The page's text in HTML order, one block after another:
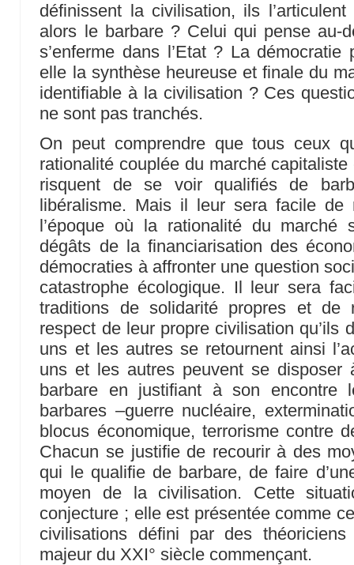
définissent la civilisation, ils
alors le barbare ? Celui qui pense au-
s’enferme dans l’Etat ? La démocratie
elle la synthèse heureuse et finale du
identifiable à la civilisation ? Ces
ne sont pas tranchés.
On peut comprendre que tous ceux
rationalité couplée du marché
risquent de se voir qualifiés de
libéralisme. Mais il leur sera facile de
l’époque où la rationalité du marché
dégâts de la financiarisation des
démocraties à affronter une question
catastrophe écologique. Il leur sera
traditions de solidarité propres et de
respect de leur propre civilisation qu’ils
uns et les autres se retournent ainsi
uns et les autres peuvent se disposer
barbare en justifiant à son encontre
barbares –guerre nucléaire,
blocus économique, terrorisme contre
Chacun se justifie de recourir à des
qui le qualifie de barbare, de faire
moyen de la civilisation. Cette
conjecture ; elle est présentée comme
civilisations défini par des
majeur du XXI° siècle commençant.